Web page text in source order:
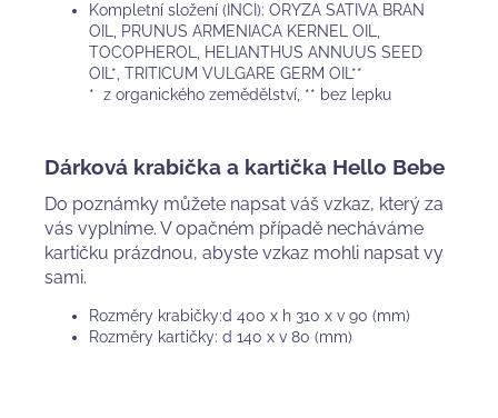
Kompletní složení (INCI): ORYZA SATIVA BRAN
OIL, PRUNUS ARMENIACA KERNEL OIL,
TOCOPHEROL, HELIANTHUS ANNUUS SEED
OIL*, TRITICUM VULGARE GERM OIL**
* z organického zemědělství, ** bez lepku
Dárková krabička a kartička Hello Bebe
Do poznámky můžete napsat váš vzkaz, který za
vás vyplníme. V opačném případě necháváme
kartičku prázdnou, abyste vzkaz mohli napsat vy
sami.
Rozměry krabičky:d 400 x h 310 x v 90 (mm)
Rozměry kartičky: d 140 x v 80 (mm)